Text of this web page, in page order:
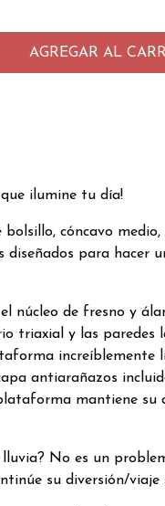
ilumine tu día!
cóncavo medio,
diseñados para hacer
núcleo de fresno y
triaxial y las paredes
increíblemente
antiarañazos
mantiene su
No es un
su diversión/viaje